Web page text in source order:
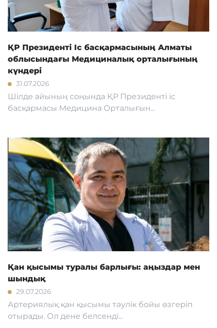
ҚР Президенті Іс басқармасының Алматы
облысындағы Медициналық орталығының
күндері
31.07.2026
Шілде айының соңында ҚР Президенті іс
басқармасы Медицина Орталығын...
Қан қысымы туралы барлығы: аңыздар мен
шындық
29.07.2026
Артериялық қан қысымы тәулік бойы өзгеріп
отырады. Ол дене белсенді...